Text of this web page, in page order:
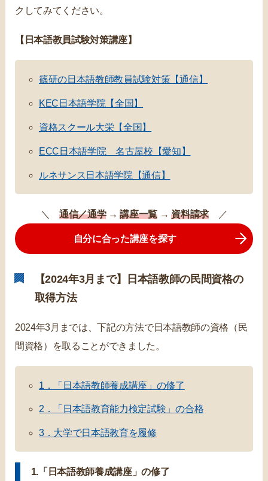
クしてみてください。
【日本語教員試験対策講座】
篠研の日本語教師教員試験対策【通信】
KEC日本語学院【全国】
資格スクール大栄【全国】
ECC日本語学院 名古屋校【愛知】
ルネサンス日本語学院【通信】
＼ 通信／通学→講座一覧 →資料請求／
自分に合った講座を探す
【2024年3月まで】日本語教師の民間資格の
取得方法
2024年3月までは、下記の方法で日本語教師の資格（民
間資格）を取ることができました。
1．「日本語教師養成講座」の修了
2．「日本語教育能力検定試験」の合格
3．大学で日本語教育を履修
1.「日本語教師養成講座」の修了